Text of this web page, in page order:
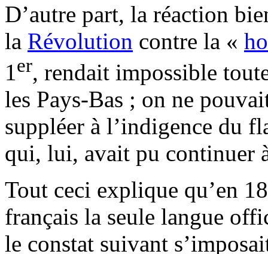
D’autre part, la réaction
la Révolution contre la «
1 er, rendait impossible
les Pays-Bas ; on ne
suppléer à l’indigence du
qui, lui, avait pu continuer
Tout ceci explique qu’en
français la seule langue
le constat suivant